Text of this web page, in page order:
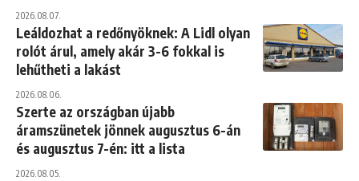
2026.08.07.
Leáldozhat a redőnyöknek: A Lidl olyan
rolót árul, amely akár 3-6 fokkal is
lehűtheti a lakást
2026.08.06.
Szerte az országban újabb
áramszünetek jönnek augusztus 6-án
és augusztus 7-én: itt a lista
2026.08.05.